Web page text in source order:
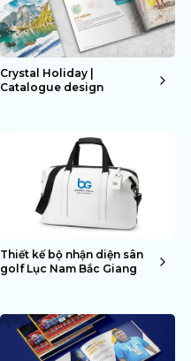
Crystal Holiday |
Catalogue design
Thiết kế bộ nhận diện sân
golf Lục Nam Bắc Giang